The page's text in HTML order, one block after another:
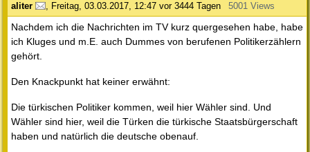
aliter , Freitag, 03.03.2017, 12:47 vor 3444 Tagen 5001 Views
Nachdem ich die Nachrichten im TV kurz quergesehen habe, habe
ich Kluges und m.E. auch Dummes von berufenen Politikerzählern
gehört.
Den Knackpunkt hat keiner erwähnt:
Die türkischen Politiker kommen, weil hier Wähler sind. Und
Wähler sind hier, weil die Türken die türkische Staatsbürgerschaft
haben und natürlich die deutsche obenauf.